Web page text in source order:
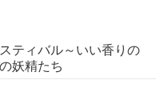
ティバル～いい香りの
妖精たち